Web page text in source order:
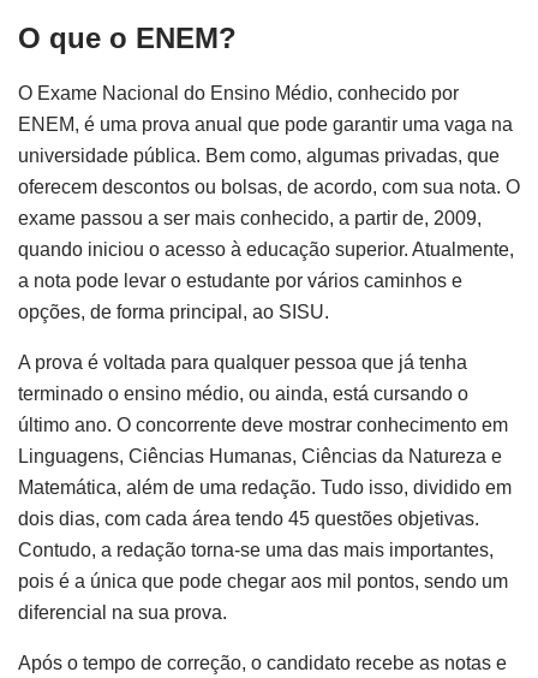
O que o ENEM?
O Exame Nacional do Ensino Médio, conhecido por
ENEM, é uma prova anual que pode garantir uma vaga na
universidade pública. Bem como, algumas privadas, que
oferecem descontos ou bolsas, de acordo, com sua nota. O
exame passou a ser mais conhecido, a partir de, 2009,
quando iniciou o acesso à educação superior. Atualmente,
a nota pode levar o estudante por vários caminhos e
opções, de forma principal, ao SISU.
A prova é voltada para qualquer pessoa que já tenha
terminado o ensino médio, ou ainda, está cursando o
último ano. O concorrente deve mostrar conhecimento em
Linguagens, Ciências Humanas, Ciências da Natureza e
Matemática, além de uma redação. Tudo isso, dividido em
dois dias, com cada área tendo 45 questões objetivas.
Contudo, a redação torna-se uma das mais importantes,
pois é a única que pode chegar aos mil pontos, sendo um
diferencial na sua prova.
Após o tempo de correção, o candidato recebe as notas e